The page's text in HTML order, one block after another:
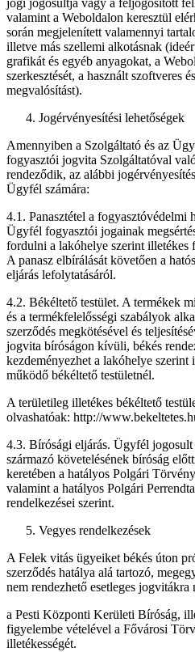
jogi jogosultja vagy a feljogosított
valamint a Weboldalon keresztül
során megjelenített valamennyi
illetve más szellemi alkotásnak
grafikát és egyéb anyagokat, a
szerkesztését, a használt szoftveres
megvalósítást).
Jogérvényesítési lehetőségek
Amennyiben a Szolgáltató és az
fogyasztói jogvita Szolgáltatóval
rendeződik, az alábbi
Ügyfél számára:
4.1. Panasztétel a fogyasztóvédelmi
Ügyfél fogyasztói jogainak
fordulni a lakóhelye szerint illetékes
A panasz elbírálását követően a
eljárás lefolytatásáról.
4.2. Békéltető testület. A termékek
és a termékfelelősségi szabályok
szerződés megkötésével és
jogvita bíróságon kívüli, békés
kezdeményezhet a lakóhelye szerint
működő békéltető testületnél.
A területileg illetékes békéltető
olvashatóak: http://
4.3. Bírósági eljárás. Ügyfél
származó követelésének bíróság
keretében a hatályos Polgári
valamint a hatályos Polgári
rendelkezései szerint.
Vegyes rendelkezések
A Felek vitás ügyeiket békés úton
szerződés hatálya alá tartozó,
nem rendezhető esetleges
a Pesti Központi Kerületi Bíróság,
figyelembe vételével a Fővárosi
illetékességét.